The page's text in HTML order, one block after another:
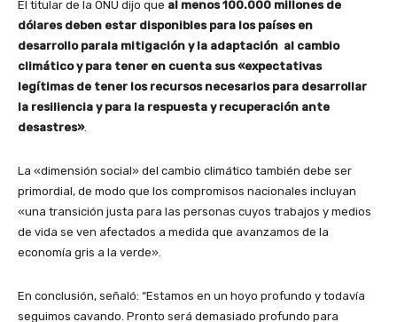
El titular de la ONU dijo que al menos 100.000 millones de
dólares deben estar disponibles para los países en
desarrollo parala mitigación y la adaptación al cambio
climático y para tener en cuenta sus «expectativas
legítimas de tener los recursos necesarios para desarrollar
la resiliencia y para la respuesta y recuperación ante
desastres».
La «dimensión social» del cambio climático también debe ser
primordial, de modo que los compromisos nacionales incluyan
«una transición justa para las personas cuyos trabajos y medios
de vida se ven afectados a medida que avanzamos de la
economía gris a la verde».
En conclusión, señaló: “Estamos en un hoyo profundo y todavía
seguimos cavando. Pronto será demasiado profundo para